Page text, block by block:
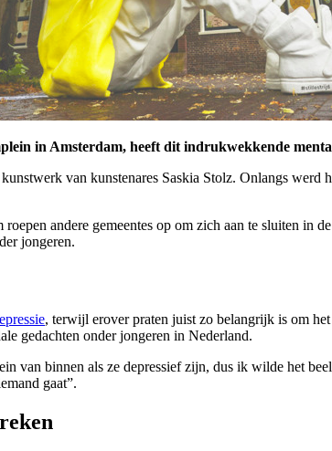
in Amsterdam, heeft dit indrukwekkende
van kunstenares Saskia Stolz. Onlangs
roepen andere gemeentes op om zich aan te sluiten
jongeren.
, terwijl erover praten juist zo belangrijk is om
gedachten onder jongeren in Nederland.
van binnen als ze depressief zijn, dus ik wilde het
gaat”.